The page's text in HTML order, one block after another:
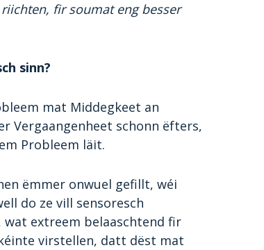
fir soumat eng besser
sinn?
mat Middegkeet an
Vergaangenheet schonn ëfters,
Probleem läit.
ëmmer onwuel gefillt, wéi
do ze vill sensoresch
extreem belaaschtend fir
virstellen, datt dëst mat